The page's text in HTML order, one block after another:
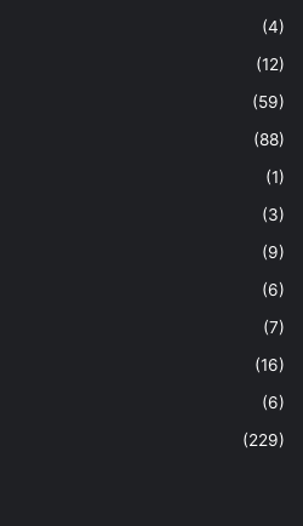
(4)
(12)
(59)
(88)
(1)
(3)
(9)
(6)
(7)
(16)
(6)
(229)